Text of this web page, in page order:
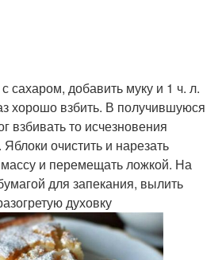
сахаром, добавить муку и 1 ч. л.
хорошо взбить. В получившуюся
взбивать то исчезновения
очистить и нарезать
и перемещать ложкой. На
для запекания, вылить
духовку